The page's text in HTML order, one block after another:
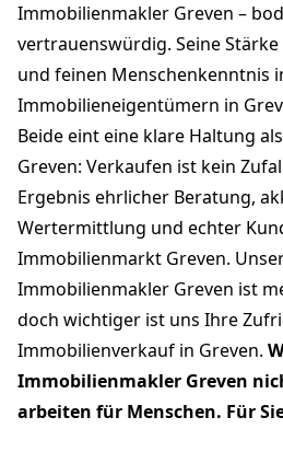
Immobilienmakler Greven –
vertrauenswürdig. Seine
und feinen Menschenkenntnis
Immobilieneigentümern in
Beide eint eine klare Haltung
Greven: Verkaufen ist kein
Ergebnis ehrlicher Beratung,
Wertermittlung und echter
Immobilienmarkt Greven.
Immobilienmakler Greven ist
doch wichtiger ist uns Ihre
Immobilienverkauf in Greven.
Immobilienmakler Greven
arbeiten für Menschen. Für